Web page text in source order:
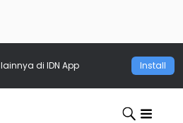
lainnya di IDN App Install